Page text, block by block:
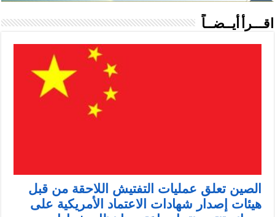
اقـــرأ أيــضــاً
الصين تعلق عمليات التفتيش اللاحقة من قبل
هيئات إصدار شهادات الاعتماد الأمريكية على